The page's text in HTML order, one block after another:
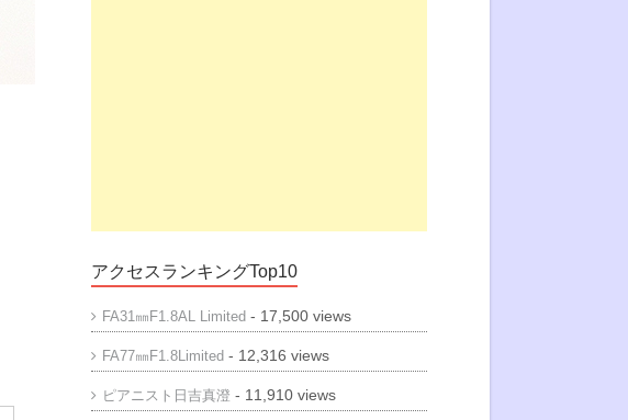
アクセスランキングTop10
FA31㎜F1.8AL Limited - 17,500 views
FA77㎜F1.8Limited - 12,316 views
ピアニスト日吉真澄 - 11,910 views